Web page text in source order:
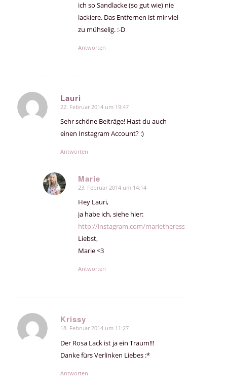
ich so Sandlacke (so gut wie) nie
lackiere. Das Entfernen ist mir viel
zu mühselig. :-D
Antworten
Lauri
sagte:
22. Februar 2014 um 19:47
Sehr schöne Beiträge! Hast du auch
einen Instagram Account? :)
Antworten
Marie
sagte:
23. Februar 2014 um 14:14
Hey Lauri,
ja habe ich, siehe hier:
http://instagram.com/marietheresschindler#
Liebst,
Marie <3
Antworten
Krissy
sagte:
18. Februar 2014 um 11:27
Der Rosa Lack ist ja ein Traum!!!
Danke fürs Verlinken Liebes :*
Antworten